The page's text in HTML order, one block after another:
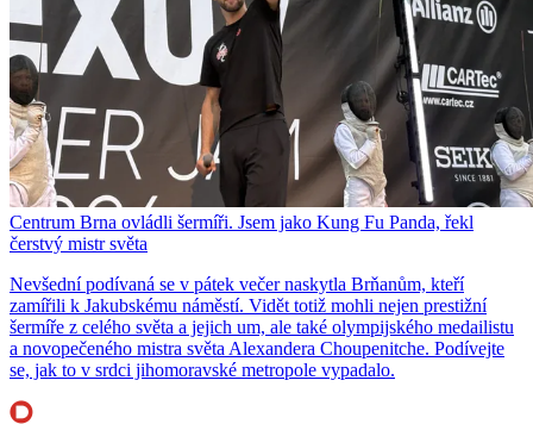
Centrum Brna ovládli šermíři. Jsem jako Kung Fu Panda, řekl
čerstvý mistr světa
Nevšední podívaná se v pátek večer naskytla Brňanům, kteří
zamířili k Jakubskému náměstí. Vidět totiž mohli nejen prestižní
šermíře z celého světa a jejich um, ale také olympijského medailistu
a novopečeného mistra světa Alexandera Choupenitche. Podívejte
se, jak to v srdci jihomoravské metropole vypadalo.